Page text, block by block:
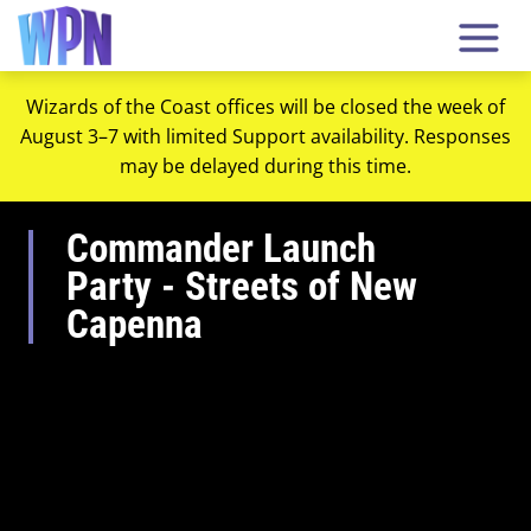
Wizards of the Coast offices will be closed the week of
August 3–7 with limited Support availability. Responses
may be delayed during this time.
Commander Launch
Party - Streets of New
Capenna